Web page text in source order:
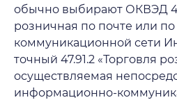
обычно выбирают ОКВЭД
розничная по почте или
коммуникационной сети
точный 47.91.2 «Торговля
осуществляемая
информационно-